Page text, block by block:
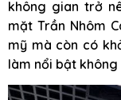
không gian trở
mặt Trần Nhôm
mỹ mà còn có
làm nổi bật